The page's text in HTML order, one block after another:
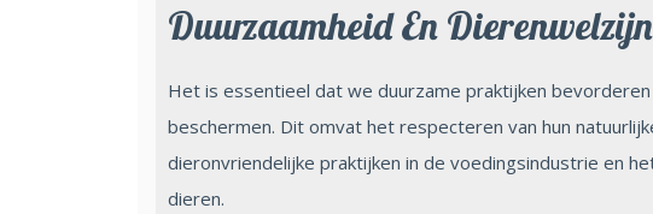
Duurzaamheid En Dierenwelzijn
Het is essentieel dat we duurzame praktijken
beschermen. Dit omvat het respecteren van hun
dieronvriendelijke praktijken in de voedingsindustrie en
dieren.